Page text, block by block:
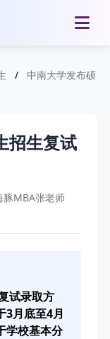
/
中南大学发布硕
招生复试
豚MBA张老师
试录取方
3月底至4月
学校基本分